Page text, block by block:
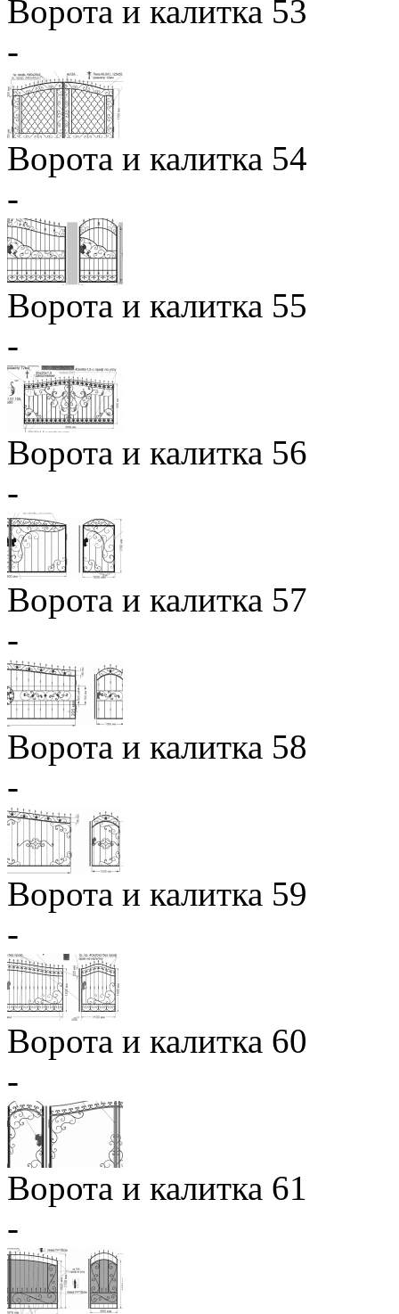
Ворота и калитка 53
-
Ворота и калитка 54
-
Ворота и калитка 55
-
Ворота и калитка 56
-
Ворота и калитка 57
-
Ворота и калитка 58
-
Ворота и калитка 59
-
Ворота и калитка 60
-
Ворота и калитка 61
-